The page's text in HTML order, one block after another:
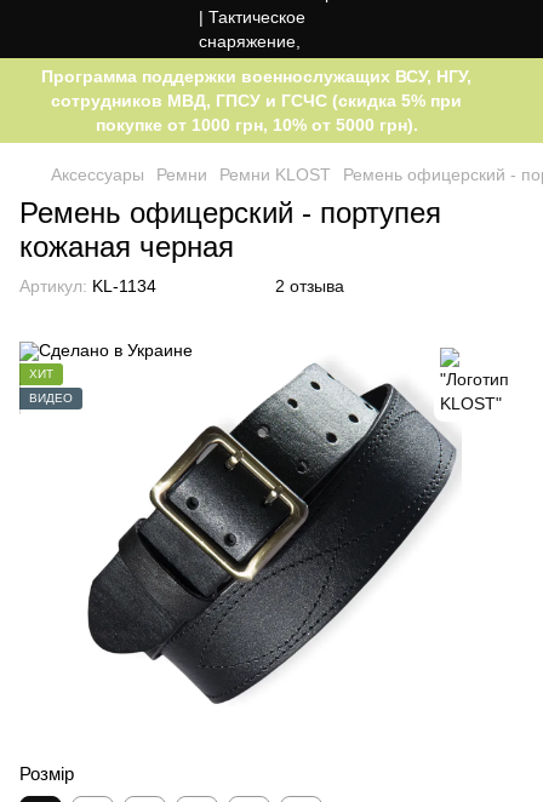
Программа поддержки военнослужащих ВСУ, НГУ,
сотрудников МВД, ГПСУ и ГСЧС (скидка 5% при
покупке от 1000 грн, 10% от 5000 грн).
Аксессуары Ремни Ремни KLOST Ремень офицерский -
Ремень офицерский - портупея
кожаная черная
Артикул: KL-1134 2 отзыва
ХИТ
ВИДЕО
Розмір